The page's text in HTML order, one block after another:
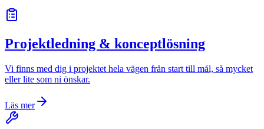
Projektledning & konceptlösning
Vi finns med dig i projektet hela vägen från start till mål, så mycket
eller lite som ni önskar.
Läs mer